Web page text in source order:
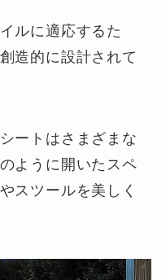
ルに適応するた
造的に設計されて
ートはさまざまな
ように開いたスペ
スツールを美しく